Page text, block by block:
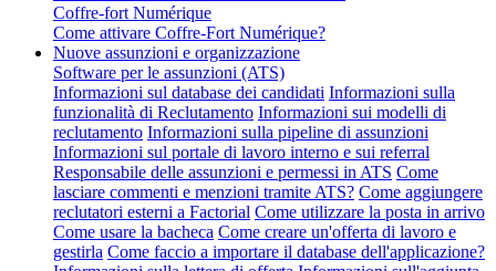
Coffre-fort Numérique
Come attivare Coffre-Fort Numérique?
Nuove assunzioni e organizzazione
Software per le assunzioni (ATS)
Informazioni sul database dei candidati Informazioni sulla
funzionalità di Reclutamento Informazioni sui modelli di
reclutamento Informazioni sulla pipeline di assunzioni
Informazioni sul portale di lavoro interno e sui referral
Responsabile delle assunzioni e permessi in ATS Come
lasciare commenti e menzioni tramite ATS? Come aggiungere
reclutatori esterni a Factorial Come utilizzare la posta in arrivo
Come usare la bacheca Come creare un'offerta di lavoro e
gestirla Come faccio a importare il database dell'applicazione?